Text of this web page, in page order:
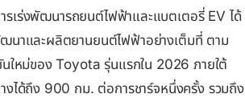
รเร่งพัฒนารถยนต์ไฟฟ้าและแบตเตอรี่ EV ได้
นาและผลิตยานยนต์ไฟฟ้าอย่างเต็มที่ ตาม
นใหม่ของ Toyota รุ่นแรกใน 2026 ภายใต้
งได้ถึง 900 กม. ต่อการชาร์จหนึ่งครั้ง รวมถึง